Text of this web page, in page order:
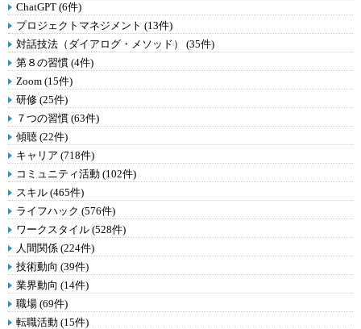
ChatGPT (6件)
プロジェクトマネジメント (13件)
対話技法（ダイアログ・メソッド） (35件)
第８の習慣 (4件)
Zoom (15件)
研修 (25件)
７つの習慣 (63件)
傾聴 (22件)
キャリア (718件)
コミュニティ活動 (102件)
スキル (465件)
ライフハック (576件)
ワークスタイル (528件)
人間関係 (224件)
技術動向 (39件)
業界動向 (14件)
職場 (69件)
転職活動 (15件)